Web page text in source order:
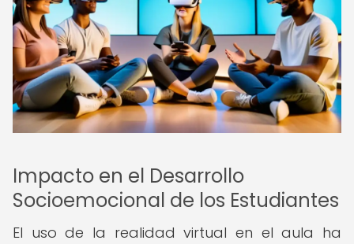
Impacto en el Desarrollo
Socioemocional de los Estudiantes
El uso de la realidad virtual en el aula ha